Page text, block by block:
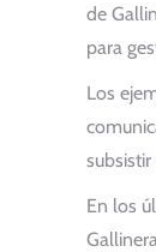
de
para
Los
En los